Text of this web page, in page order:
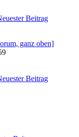
Beitrag
ganz oben]
Beitrag